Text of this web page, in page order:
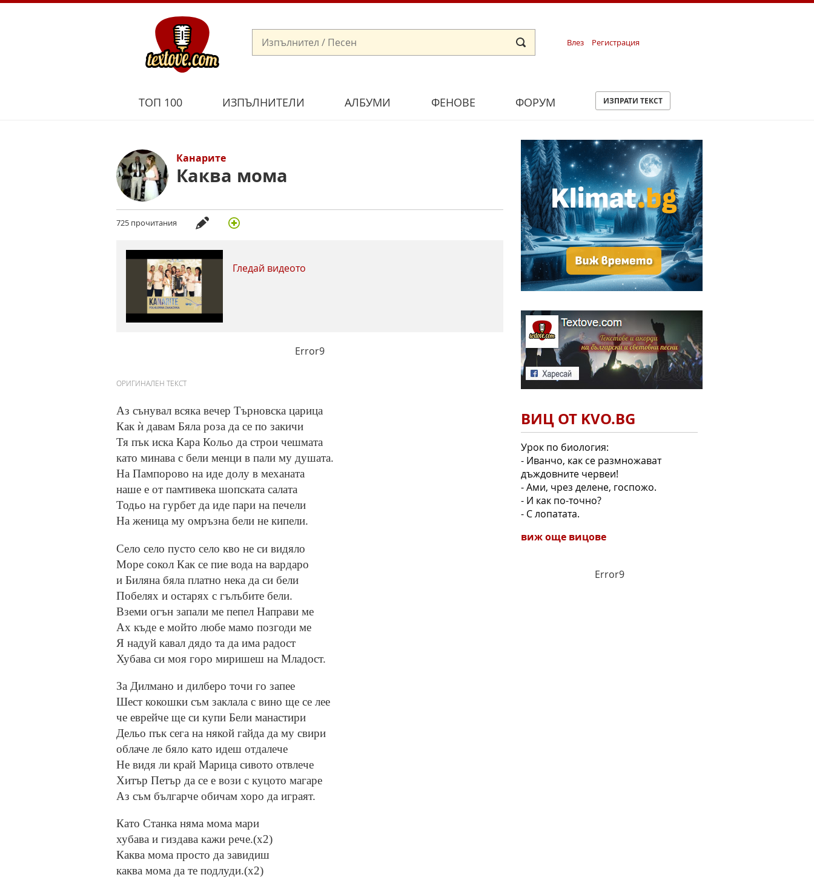
Влез Регистрация
ТОП 100 ИЗПЪЛНИТЕЛИ АЛБУМИ ФЕНОВЕ ФОРУМ ИЗПРАТИ ТЕКСТ
Канарите
Каква мома
725 прочитания
Гледай видеото
Error9
ОРИГИНАЛЕН ТЕКСТ
Аз сънувал всяка вечер Търновска царица
Как ѝ давам Бяла роза да се по закичи
Тя пък иска Кара Кольо да строи чешмата
като минава с бели менци в пали му душата.
На Пампорово на иде долу в механата
наше е от памтивека шопската салата
Тодьо на гурбет да иде пари на печели
На женица му омръзна бели не кипели.
Село село пусто село кво не си видяло
Море сокол Как се пие вода на вардаро
и Биляна бяла платно нека да си бели
Побелях и остарях с гълъбите бели.
Вземи огън запали ме пепел Направи ме
Ах къде е мойто любе мамо позгоди ме
Я надуй кавал дядо та да има радост
Хубава си моя горо миришеш на Младост.
За Дилмано и дилберо точи го запее
Шест кокошки съм заклала с вино ще се лее
че еврейче ще си купи Бели манастири
Дельо пък сега на някой гайда да му свири
облаче ле бяло като идеш отдалече
Не видя ли край Марица сивото отвлече
Хитър Петър да се е вози с куцото магаре
Аз съм българче обичам хоро да играят.
Като Станка няма мома мари
хубава и гиздава кажи рече.(х2)
Каква мома просто да завидиш
каква мома да те подлуди.(х2)
ВИЦ ОТ KVO.BG
Урок по биология:
- Иванчо, как се размножават
дъждовните червеи!
- Ами, чрез делене, госпожо.
- И как по-точно?
- С лопатата.
виж още вицове
Error9